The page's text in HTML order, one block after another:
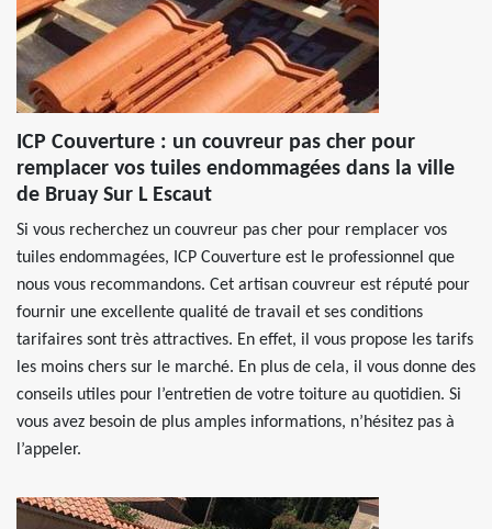
ICP Couverture : un couvreur pas cher pour
remplacer vos tuiles endommagées dans la ville
de Bruay Sur L Escaut
Si vous recherchez un couvreur pas cher pour remplacer vos
tuiles endommagées, ICP Couverture est le professionnel que
nous vous recommandons. Cet artisan couvreur est réputé pour
fournir une excellente qualité de travail et ses conditions
tarifaires sont très attractives. En effet, il vous propose les tarifs
les moins chers sur le marché. En plus de cela, il vous donne des
conseils utiles pour l’entretien de votre toiture au quotidien. Si
vous avez besoin de plus amples informations, n’hésitez pas à
l’appeler.